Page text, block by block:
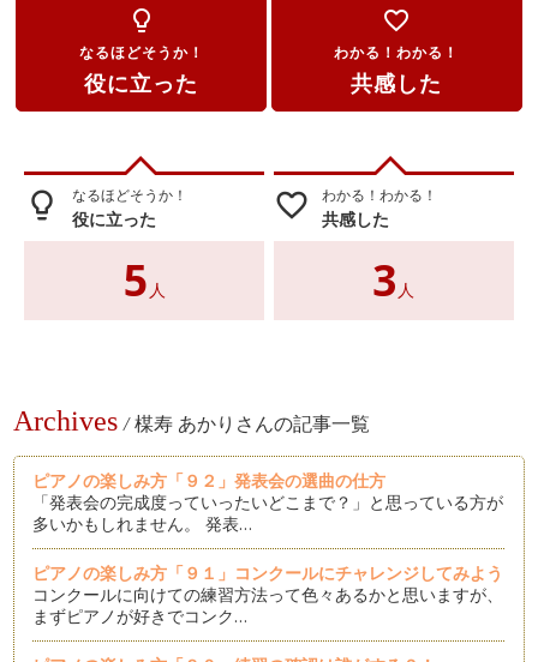
lightbulb_outline
なるほどそうか！
役に立った
favorite_border
わかる！わかる！
共感した
lightbulb_outline なるほどそうか！
役に立った
5 人
favorite_border わかる！わかる！
共感した
3 人
Archives / 楳寿 あかりさんの記事一覧
ピアノの楽しみ方「９２」発表会の選曲の仕方
「発表会の完成度っていったいどこまで？」と思っている方が
多いかもしれません。 発表…
ピアノの楽しみ方「９１」コンクールにチャレンジしてみよう
コンクールに向けての練習方法って色々あるかと思いますが、
まずピアノが好きでコンク…